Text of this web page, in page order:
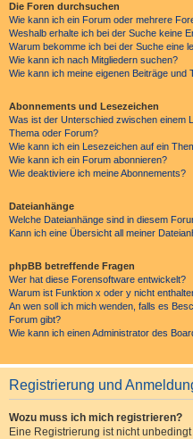
Die Foren durchsuchen
Wie kann ich ein Forum oder mehrere
Weshalb erhalte ich bei der Suche keine
Warum bekomme ich bei der Suche eine
Wie kann ich nach Mitgliedern suchen?
Wie kann ich meine eigenen Beiträge und
Abonnements und Lesezeichen
Was ist der Unterschied zwischen einem
Thema oder Forum?
Wie kann ich ein Lesezeichen auf ein
Wie kann ich ein Forum abonnieren?
Wie deaktiviere ich meine Abonnements?
Dateianhänge
Welche Dateianhänge sind in diesem
Kann ich eine Übersicht all meiner
phpBB betreffende Fragen
Wer hat diese Forensoftware entwickelt?
Warum ist Funktion x oder y nicht
An wen soll ich mich wenden, falls es
Forum gibt?
Wie kann ich einen Administrator des
Registrierung und
Wozu muss ich mich registrieren?
Eine Registrierung ist nicht